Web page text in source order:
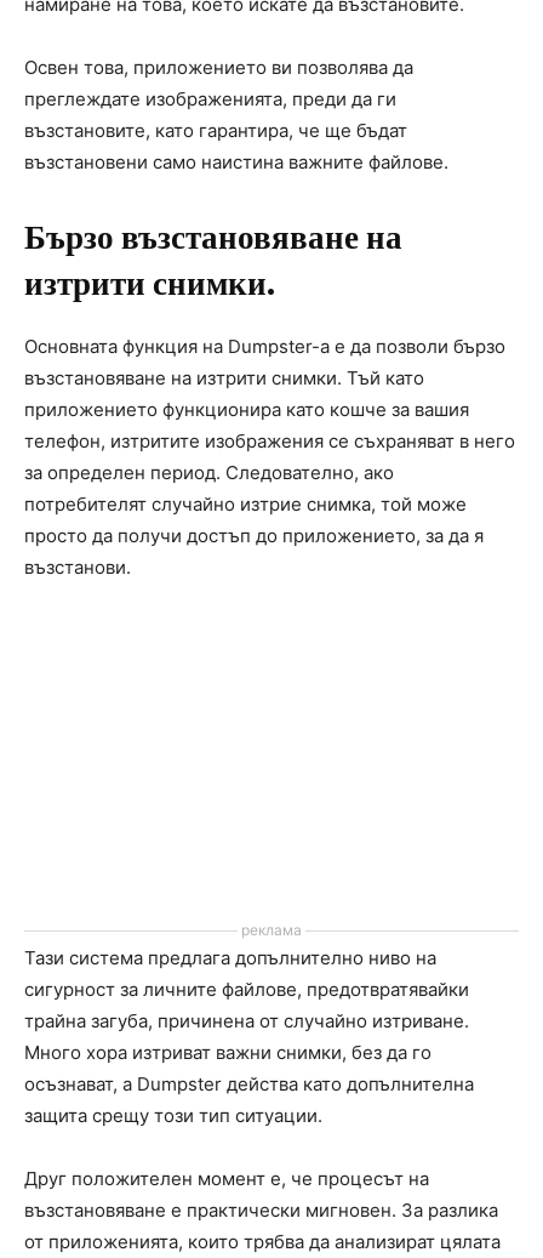
Освен това, приложението ви позволява да
преглеждате изображенията, преди да ги
възстановите, като гарантира, че ще бъдат
възстановени само наистина важните файлове.
Бързо възстановяване на
изтрити снимки.
Основната функция на Dumpster-а е да позволи бързо
възстановяване на изтрити снимки. Тъй като
приложението функционира като кошче за вашия
телефон, изтритите изображения се съхраняват в него
за определен период. Следователно, ако
потребителят случайно изтрие снимка, той може
просто да получи достъп до приложението, за да я
възстанови.
реклама
Тази система предлага допълнително ниво на
сигурност за личните файлове, предотвратявайки
трайна загуба, причинена от случайно изтриване.
Много хора изтриват важни снимки, без да го
осъзнават, а Dumpster действа като допълнителна
защита срещу този тип ситуации.
Друг положителен момент е, че процесът на
възстановяване е практически мигновен. За разлика
от приложенията, които трябва да анализират цялата